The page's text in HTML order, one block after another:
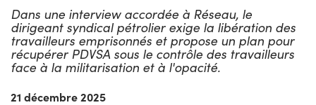
Dans une interview accordée à Réseau, le
dirigeant syndical pétrolier exige la libération des
travailleurs emprisonnés et propose un plan pour
récupérer PDVSA sous le contrôle des travailleurs
face à la militarisation et à l'opacité.
21 décembre 2025